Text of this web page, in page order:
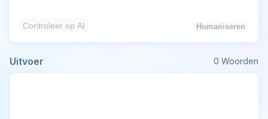
Controleer op AI Humaniseren
Uitvoer 0 Woorden